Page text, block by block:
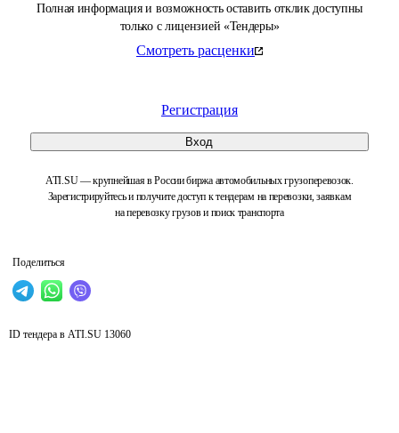
Полная информация и возможность оставить отклик доступны
только с лицензией «Тендеры»
Смотреть расценки
Регистрация
Вход
ATI.SU — крупнейшая в России биржа автомобильных грузоперевозок.
Зарегистрируйтесь и получите доступ к тендерам на перевозки, заявкам
на перевозку грузов и поиск транспорта
Поделиться
ID тендера в ATI.SU 13060